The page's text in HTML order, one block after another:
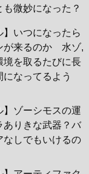
も微妙になった？
】いつになったら
が来るのか 水ゾ,
境を取るたびに長
になってるよう
】ゾーシモスの運
ありきな武器？バ
なしでもいけるの